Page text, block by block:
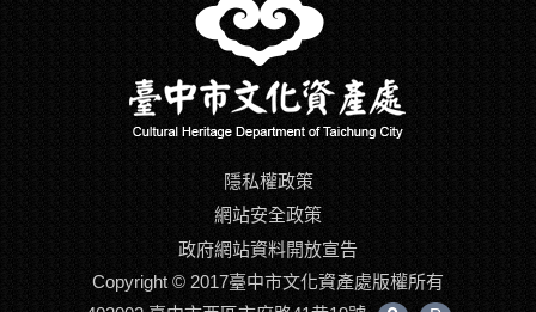
隱私權政策
網站安全政策
政府網站資料開放宣告
Copyright © 2017臺中市文化資產處版權所有